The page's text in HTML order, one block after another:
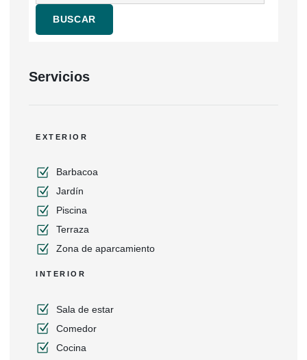
BUSCAR
Servicios
EXTERIOR
Barbacoa
Jardín
Piscina
Terraza
Zona de aparcamiento
INTERIOR
Sala de estar
Comedor
Cocina